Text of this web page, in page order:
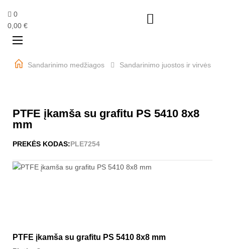

0
0,00 €
Perjungti
☰
Sandarinimo medžiagos Sandarinimo juostos ir virvės
PTFE įkamša su grafitu PS 5410 8x8
mm
PREKĖS KODAS:PLE7254
PTFE įkamša su grafitu PS 5410 8x8 mm